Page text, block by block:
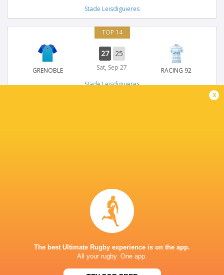
Stade Leisdiguieres
TOP 14
GRENOBLE
27 25
Sat, Sep 27
RACING 92
Stade Leisdiguieres
30 12
Sat, Sep 6
Stade Leisdiguieres
TOP 14
x
The best Ultimate Rugby experience is on the app.
All your rugby. One app.